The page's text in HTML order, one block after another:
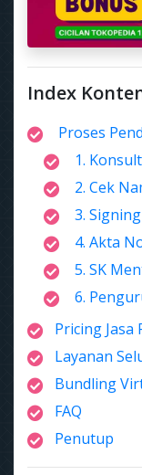
Index
Proses
1.
2. Cek
3.
4. Akta
5. SK
6.
Pricing
Layanan
Bundling
FAQ
Penutup